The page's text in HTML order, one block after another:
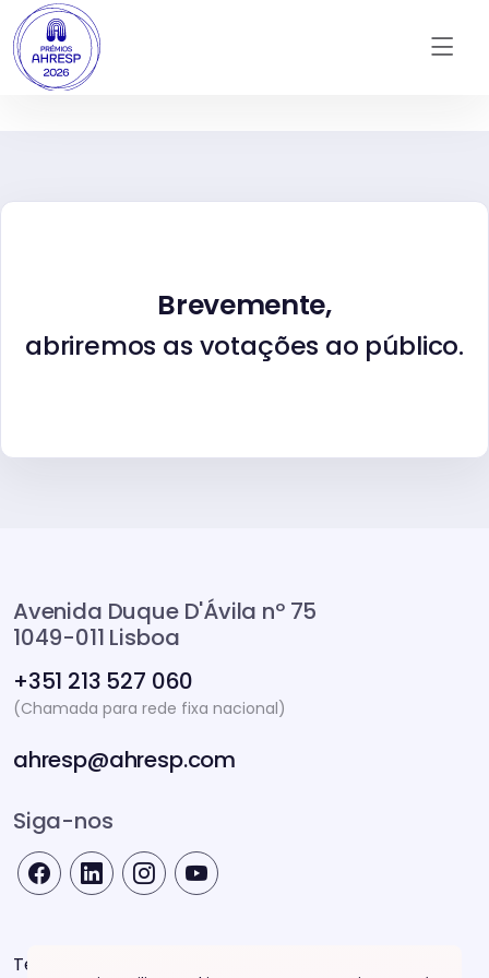
Brevemente,
abriremos as votações ao público.
Avenida Duque D'Ávila nº 75
1049-011 Lisboa
+351 213 527 060
(Chamada para rede fixa nacional)
ahresp@ahresp.com
Siga-nos
Termos e Condições